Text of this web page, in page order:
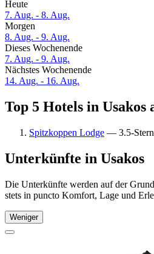
Heute
7. Aug. - 8. Aug.
Morgen
8. Aug. - 9. Aug.
Dieses Wochenende
7. Aug. - 9. Aug.
Nächstes Wochenende
14. Aug. - 16. Aug.
Top 5 Hotels in Usakos
Spitzkoppen Lodge — 3.5-
Unterkünfte in Usakos
Die Unterkünfte werden auf der
stets in puncto Komfort, Lage und
Weniger